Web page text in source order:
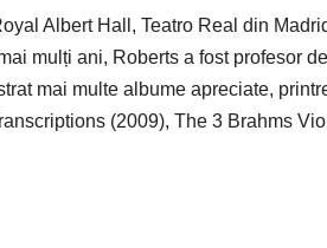
Albert Hall, Teatro Real din
mulți ani, Roberts a fost profesor
mai multe albume apreciate,
(2009), The 3 Brahms